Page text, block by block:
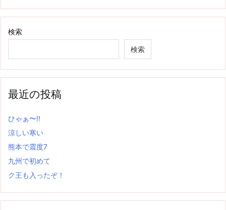
検索
検索
最近の投稿
ひゃぁ〜‼
涼しい寒い
熊本で震度7
九州で初めて
ク王も入ったぞ！